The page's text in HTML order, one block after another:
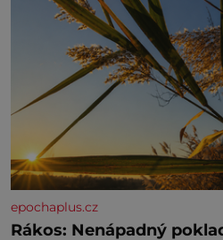
epochaplus.cz
Rákos: Nenápadný